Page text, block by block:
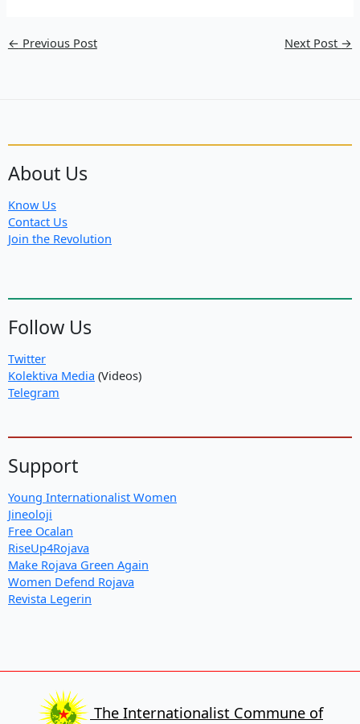
← Previous Post Next Post →
About Us
Know Us
Contact Us
Join the Revolution
Follow Us
Twitter
Kolektiva Media (Videos)
Telegram
Support
Young Internationalist Women
Jineoloji
Free Ocalan
RiseUp4Rojava
Make Rojava Green Again
Women Defend Rojava
Revista Legerin
The Internationalist Commune of